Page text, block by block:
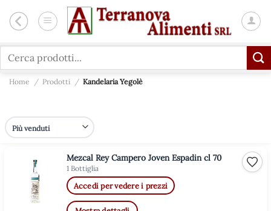
Cerca:
Home / Prodotti / Kandelaria Yegolè
Mezcal Rey Campero Joven Espadin cl 70
1 Bottiglia
Accedi per vedere i prezzi